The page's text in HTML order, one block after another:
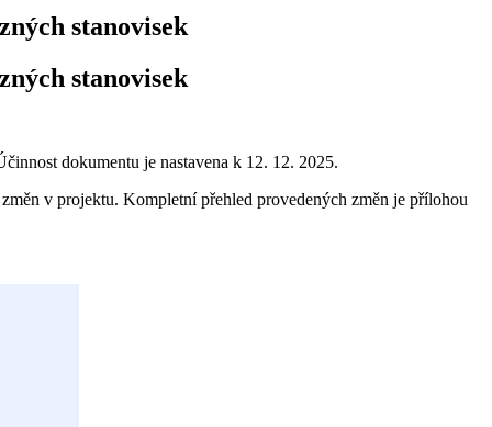
stanovisek
stanovisek
dokumentu je nastavena k 12. 12. 2025.
v projektu. Kompletní přehled provedených změn je přílohou